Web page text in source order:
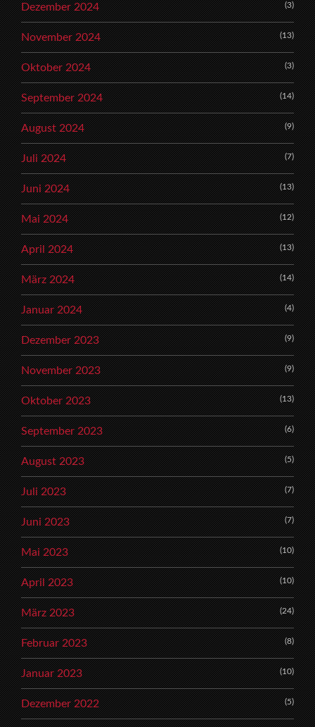
Dezember 2024 (3)
November 2024 (13)
Oktober 2024 (3)
September 2024 (14)
August 2024 (9)
Juli 2024 (7)
Juni 2024 (13)
Mai 2024 (12)
April 2024 (13)
März 2024 (14)
Januar 2024 (4)
Dezember 2023 (9)
November 2023 (9)
Oktober 2023 (13)
September 2023 (6)
August 2023 (5)
Juli 2023 (7)
Juni 2023 (7)
Mai 2023 (10)
April 2023 (10)
März 2023 (24)
Februar 2023 (8)
Januar 2023 (10)
Dezember 2022 (5)